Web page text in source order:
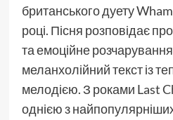
британського дуету
році. Пісня розповідає
та емоційне
меланхолійний текст із
мелодією. З роками Last
однією з